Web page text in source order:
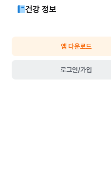
건강 정보
앱 다운로드
로그인/가입